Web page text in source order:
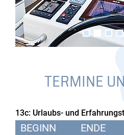
TERMINE
13c: Urlaubs- und
BEGINN ENDE